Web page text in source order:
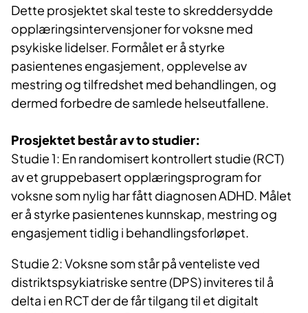
Dette prosjektet skal teste to skreddersydde
opplæringsintervensjoner for voksne med
psykiske lidelser. Formålet er å styrke
pasientenes engasjement, opplevelse av
mestring og tilfredshet med behandlingen, og
dermed forbedre de samlede helseutfallene.
Prosjektet består av to studier:
Studie 1: En randomisert kontrollert studie (RCT)
av et gruppebasert opplæringsprogram for
voksne som nylig har fått diagnosen ADHD. Målet
er å styrke pasientenes kunnskap, mestring og
engasjement tidlig i behandlingsforløpet.
Studie 2: Voksne som står på venteliste ved
distriktspsykiatriske sentre (DPS) inviteres til å
delta i en RCT der de får tilgang til et digitalt